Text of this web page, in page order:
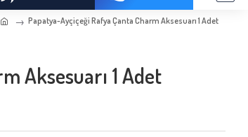
Papatya-Ayçiçeği Rafya Çanta Charm Aksesuarı 1 Adet
Aksesuarı 1 Adet